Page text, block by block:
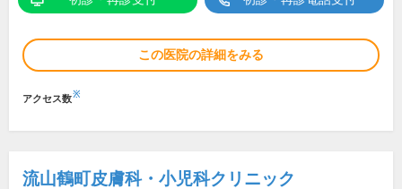
この医院の詳細をみる
アクセス数※
流山鶴町皮膚科・小児科クリニック